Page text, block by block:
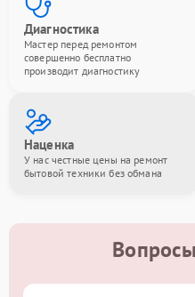
Диагностика
Мастер перед ремонтом
совершенно бесплатно
производит диагностику
Наценка
У нас честные цены на ремонт
бытовой техники без обмана